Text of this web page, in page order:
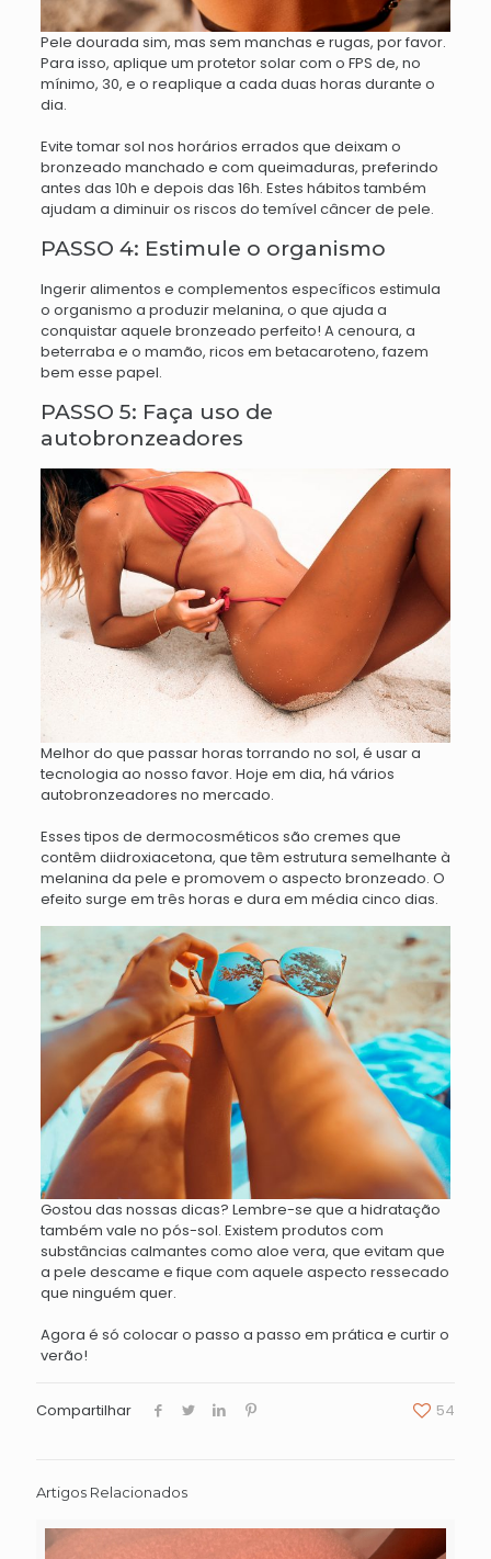
Pele dourada sim, mas sem manchas e rugas, por favor.
Para isso, aplique um protetor solar com o FPS de, no
mínimo, 30, e o reaplique a cada duas horas durante o
dia.
Evite tomar sol nos horários errados que deixam o
bronzeado manchado e com queimaduras, preferindo
antes das 10h e depois das 16h. Estes hábitos também
ajudam a diminuir os riscos do temível câncer de pele.
PASSO 4: Estimule o organismo
Ingerir alimentos e complementos específicos estimula
o organismo a produzir melanina, o que ajuda a
conquistar aquele bronzeado perfeito! A cenoura, a
beterraba e o mamão, ricos em betacaroteno, fazem
bem esse papel.
PASSO 5: Faça uso de
autobronzeadores
Melhor do que passar horas torrando no sol, é usar a
tecnologia ao nosso favor. Hoje em dia, há vários
autobronzeadores no mercado.
Esses tipos de dermocosméticos são cremes que
contêm diidroxiacetona, que têm estrutura semelhante à
melanina da pele e promovem o aspecto bronzeado. O
efeito surge em três horas e dura em média cinco dias.
Gostou das nossas dicas? Lembre-se que a hidratação
também vale no pós-sol. Existem produtos com
substâncias calmantes como aloe vera, que evitam que
a pele descame e fique com aquele aspecto ressecado
que ninguém quer.
Agora é só colocar o passo a passo em prática e curtir o
verão!
Compartilhar 54
Artigos Relacionados